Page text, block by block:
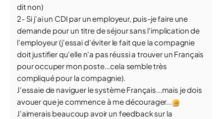
dit non)
2- Si j'ai un CDI par un employeur, puis-je faire une
demande pour un titre de séjour sans l'implication de
l'employeur (j'essai d'éviter le fait que la compagnie
doit justifier qu'elle n'a pas réussi a trouver un Français
pour occuper mon poste...cela semble très
compliqué pour la compagnie).
J'essaie de naviguer le système Français...mais je dois
avouer que je commence à me décourager...
J'aimerais beaucoup avoir un feedback sur la